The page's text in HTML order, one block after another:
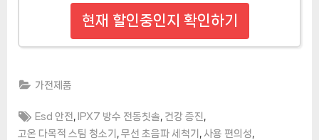
현재 할인중인지 확인하기
가전제품
Tags:
Esd 안전 , IPX7 방수 전동칫솔 건강 증진
고온 다목적 스팀 청소기
무선 초음파 세척기 사용 편의성